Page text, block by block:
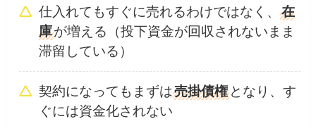
仕入れてもすぐに売れるわけではなく、在
庫が増える（投下資金が回収されないまま
滞留している）
契約になってもまずは売掛債権 となり、す
ぐには資金化されない